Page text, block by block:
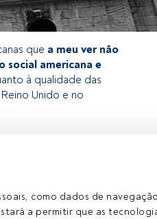
como dados de
a permitir que as
que a meu ver não
social americana e
à qualidade das
Unido e no
FundsPeople. Se já
que a